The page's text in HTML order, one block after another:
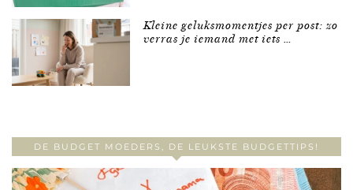
Kleine geluksmomentjes per post: zo
verras je iemand met iets …
DE BUDGET MOEDERS, DE LEUKSTE BUDGETTIPS!